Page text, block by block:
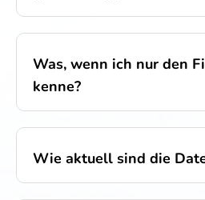
Was, wenn ich nur den
kenne?
Wie aktuell sind die